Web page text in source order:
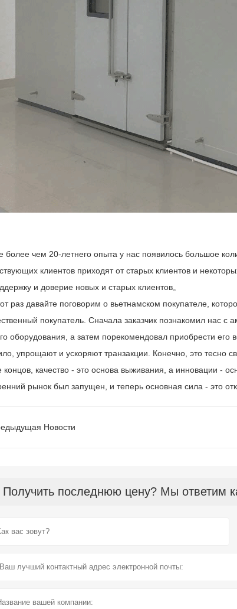
более чем 20-летнего опыта у нас появилось большое
клиентов приходят от старых клиентов и
и доверие новых и старых клиентов。
раз давайте поговорим о вьетнамском покупателе,
покупатель. Сначала заказчик познакомил нас с
оборудования, а затем порекомендовал приобрести
упрощают и ускоряют транзакции. Конечно, это тесно
концов, качество - это основа выживания, а инновации -
рынок был запущен, и теперь основная сила - это
Hовости
Получить последнюю цену? Мы ответим